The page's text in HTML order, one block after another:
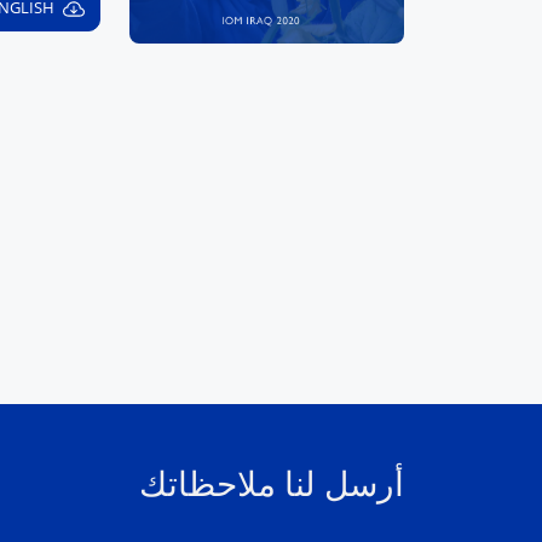
أرسل لنا ملاحظاتك